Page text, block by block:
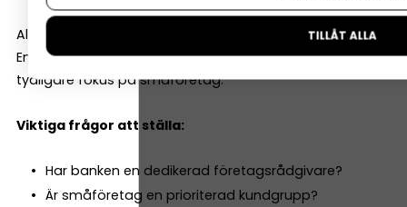
Alla banker är inte lika företagsinriktade.
En del är starka på bolån och privatkunder. Andra har
tydligare fokus på småföretag.
Viktiga frågor att ställa:
Har banken en dedikerad företagsrådgivare?
Är småföretag en prioriterad kundgrupp?
TILLÅT ALLA